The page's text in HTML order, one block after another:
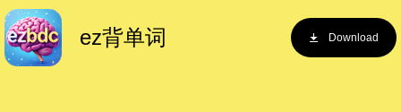
ez背单词 Download